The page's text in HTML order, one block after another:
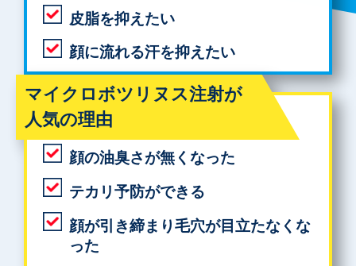
皮脂を抑えたい
顔に流れる汗を抑えたい
マイクロボツリヌス注射が
人気の理由
顔の油臭さが無くなった
テカリ予防ができる
顔が引き締まり毛穴が目立たなくな
った